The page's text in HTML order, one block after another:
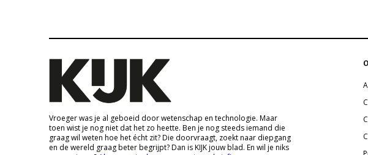
Vroeger was je al geboeid door wetenschap en technologie. Maar
toen wist je nog niet dat het zo heette. Ben je nog steeds iemand die
graag wil weten hoe het écht zit? Die doorvraagt, zoekt naar diepgang
en de wereld graag beter begrijpt? Dan is KIJK jouw blad. En wil je niks